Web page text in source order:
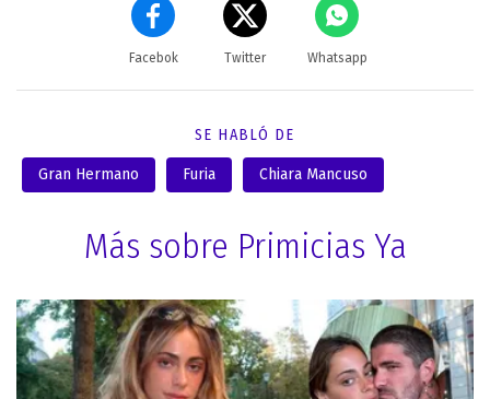
Facebok Twitter Whatsapp
SE HABLÓ DE
Gran Hermano Furia Chiara Mancuso
Más sobre Primicias Ya